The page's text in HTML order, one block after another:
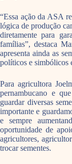
“Essa ação da ASA
lógica de produção
diretamente para
famílias”, destaca
apresenta ainda as
políticos e simbólicos
Para agricultora
pernambucano e
guardar diversas
importante e
e sempre
oportunidade de
agricultores,
trocar sementes.